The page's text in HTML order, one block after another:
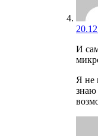
И
Я не
знаю